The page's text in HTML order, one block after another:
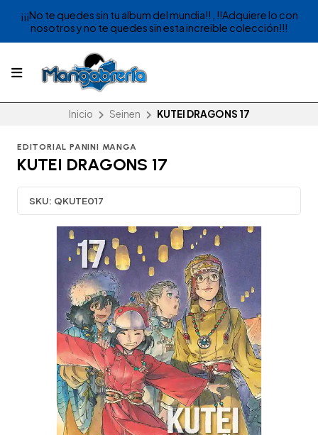
¡¡¡No te quedes sin tu album del mundia!! , !!Adquiere lo con
nosotros y no te quedes sin esta increible colección!!!
Inicio Seinen KUTEI DRAGONS 17
EDITORIAL PANINI MANGA
KUTEI DRAGONS 17
SKU: QKUTE017